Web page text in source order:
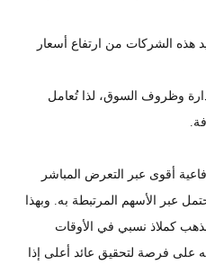
هذه الشركات من ارتفاع أسعار
وظروف السوق، لذا تُعامل
أقوى عبر التعرض المباشر
عبر الأسهم المرتبطة به. وبهذا
كملاذ نسبي في الأوقات
على فرصة لتحقيق عائد أعلى إذا